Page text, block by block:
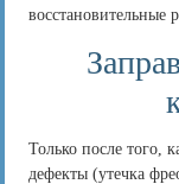
восстановительные
Только после того,
дефекты (утечка